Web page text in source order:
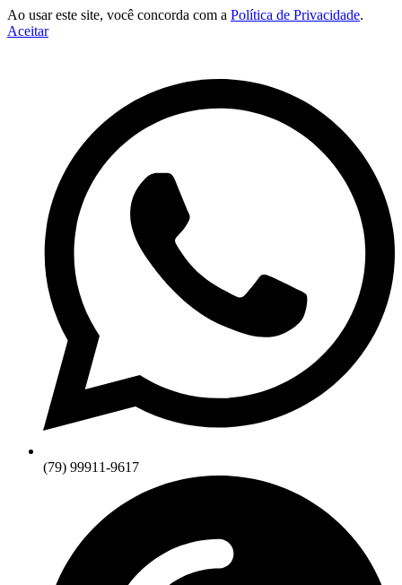
Ao usar este site, você concorda com a Política de Privacidade.
Aceitar
(79) 99911-9617